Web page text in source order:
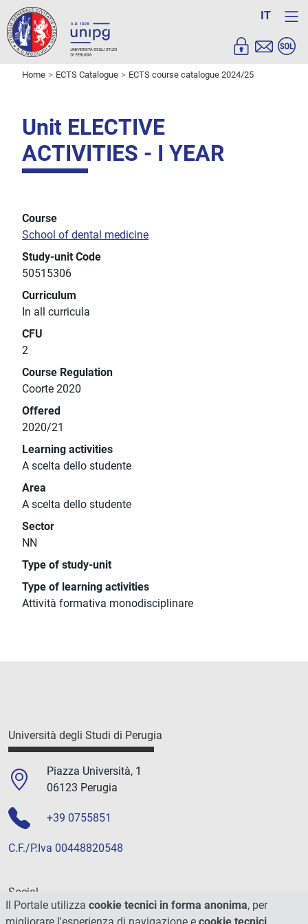
IT
Home ECTS Catalogue ECTS course catalogue 2024/25
Unit ELECTIVE
ACTIVITIES - I YEAR
Course
School of dental medicine
Study-unit Code
50515306
Curriculum
In all curricula
CFU
2
Course Regulation
Coorte 2020
Offered
2020/21
Learning activities
A scelta dello studente
Area
A scelta dello studente
Sector
NN
Type of study-unit
Type of learning activities
Attività formativa monodisciplinare
Università degli Studi di Perugia
Piazza Università, 1
06123 Perugia
+39 0755851
C.F./P.Iva 00448820548
Social
Il Portale utilizza cookie tecnici in forma anonima, per